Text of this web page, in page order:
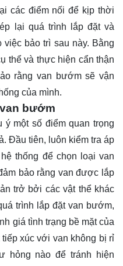
các điểm nối để kịp thời
lại quá trình lắp đặt và
bảo trì sau này. Bằng
thể và thực hiện cẩn thận
rằng van bướm sẽ vận
của mình.
bướm
một số điểm quan trọng
Đầu tiên, luôn kiểm tra áp
thống để chọn loại van
bảo rằng van được lắp
trở bởi các vật thể khác
trình lắp đặt van bướm,
giá tình trạng bề mặt của
xúc với van không bị rỉ
hỏng nào để tránh hiện